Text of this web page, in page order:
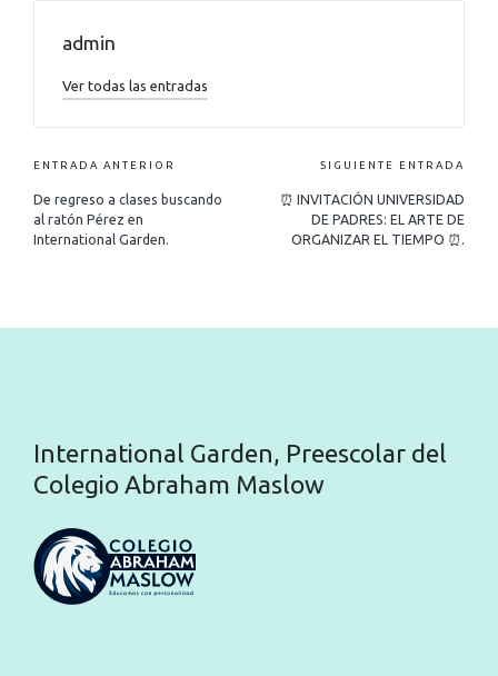
admin
Ver todas las entradas
ENTRADA ANTERIOR
De regreso a clases buscando
al ratón Pérez en
International Garden.
SIGUIENTE ENTRADA
⏰ INVITACIÓN UNIVERSIDAD
DE PADRES: EL ARTE DE
ORGANIZAR EL TIEMPO ⏰.
International Garden, Preescolar del
Colegio Abraham Maslow